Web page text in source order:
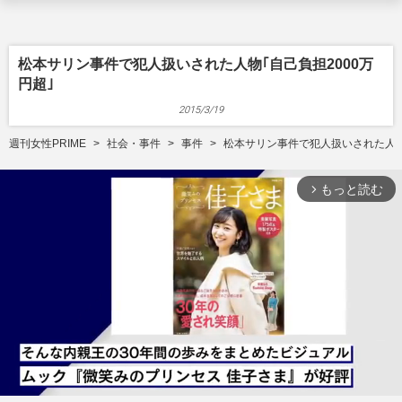
松本サリン事件で犯人扱いされた人物｢自己負担2000万
円超｣
2015/3/19
週刊女性PRIME 社会・事件 事件 松本サリン事件で犯人扱いされた人
arrow_forward_ios もっと読む